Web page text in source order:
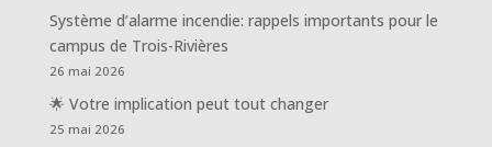
Système d’alarme incendie: rappels importants pour le
campus de Trois-Rivières
26 mai 2026
🌟 Votre implication peut tout changer
25 mai 2026